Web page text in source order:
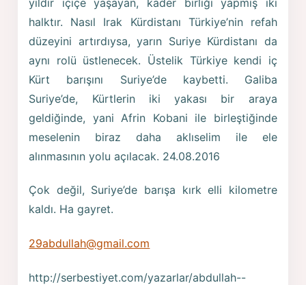
halktır. Nasıl Irak Kürdistanı Türkiye’nin refah
düzeyini artırdıysa, yarın Suriye Kürdistanı da
aynı rolü üstlenecek. Üstelik Türkiye kendi iç
Kürt barışını Suriye’de kaybetti. Galiba
Suriye’de, Kürtlerin iki yakası bir araya
geldiğinde, yani Afrin Kobani ile birleştiğinde
meselenin biraz daha aklıselim ile ele
alınmasının yolu açılacak. 24.08.2016
Çok değil, Suriye’de barışa kırk elli kilometre
kaldı. Ha gayret.
29abdullah@gmail.com
http://serbestiyet.com/yazarlar/abdullah--